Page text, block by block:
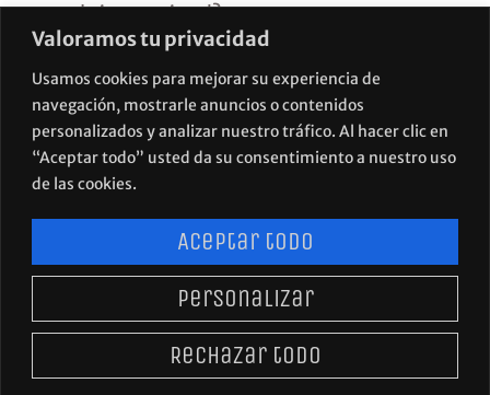
Valoramos tu privacidad
Usamos cookies para mejorar su experiencia de
navegación, mostrarle anuncios o contenidos
personalizados y analizar nuestro tráfico. Al hacer clic en
“Aceptar todo” usted da su consentimiento a nuestro uso
de las cookies.
Personalizar
Rechazar todo
Aceptar todo
mercado internacional?
de marketing y branding…
Visualfood, es estrategia, diseño y crecimiento para
marcas con sabor.
POLÍTICA DE PRIVACIDAD
AVISO LEGAL
POLÍTICA DE COOKIES